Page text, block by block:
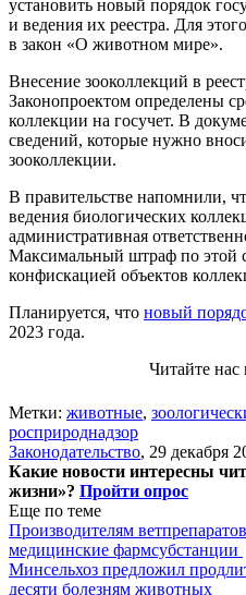
установить новый порядок
и ведения их реестра. Для
в закон «О животном мире».
Внесение зооколлекций в
Законопроектом определены
коллекции на госучет. В
сведений, которые нужно
зооколлекции.
В правительстве напомнили,
ведения биологических
административная
Максимальный штраф по этой
конфискацией объектов
Планируется, что новый
2023 года.
Читайте нас
Метки: животные,
росприроднадзор
Законодательство, 29 декабря
Какие новости интересны
жизни»? Пройти опрос
Еще по теме
Производителям
медицинские фармсубстанции
Минсельхоз предложил
десяти болезням животных